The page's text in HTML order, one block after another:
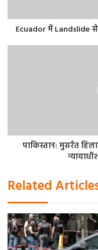
Ecuador में Landslide
पाकिस्तान: मुसर्रत
Related